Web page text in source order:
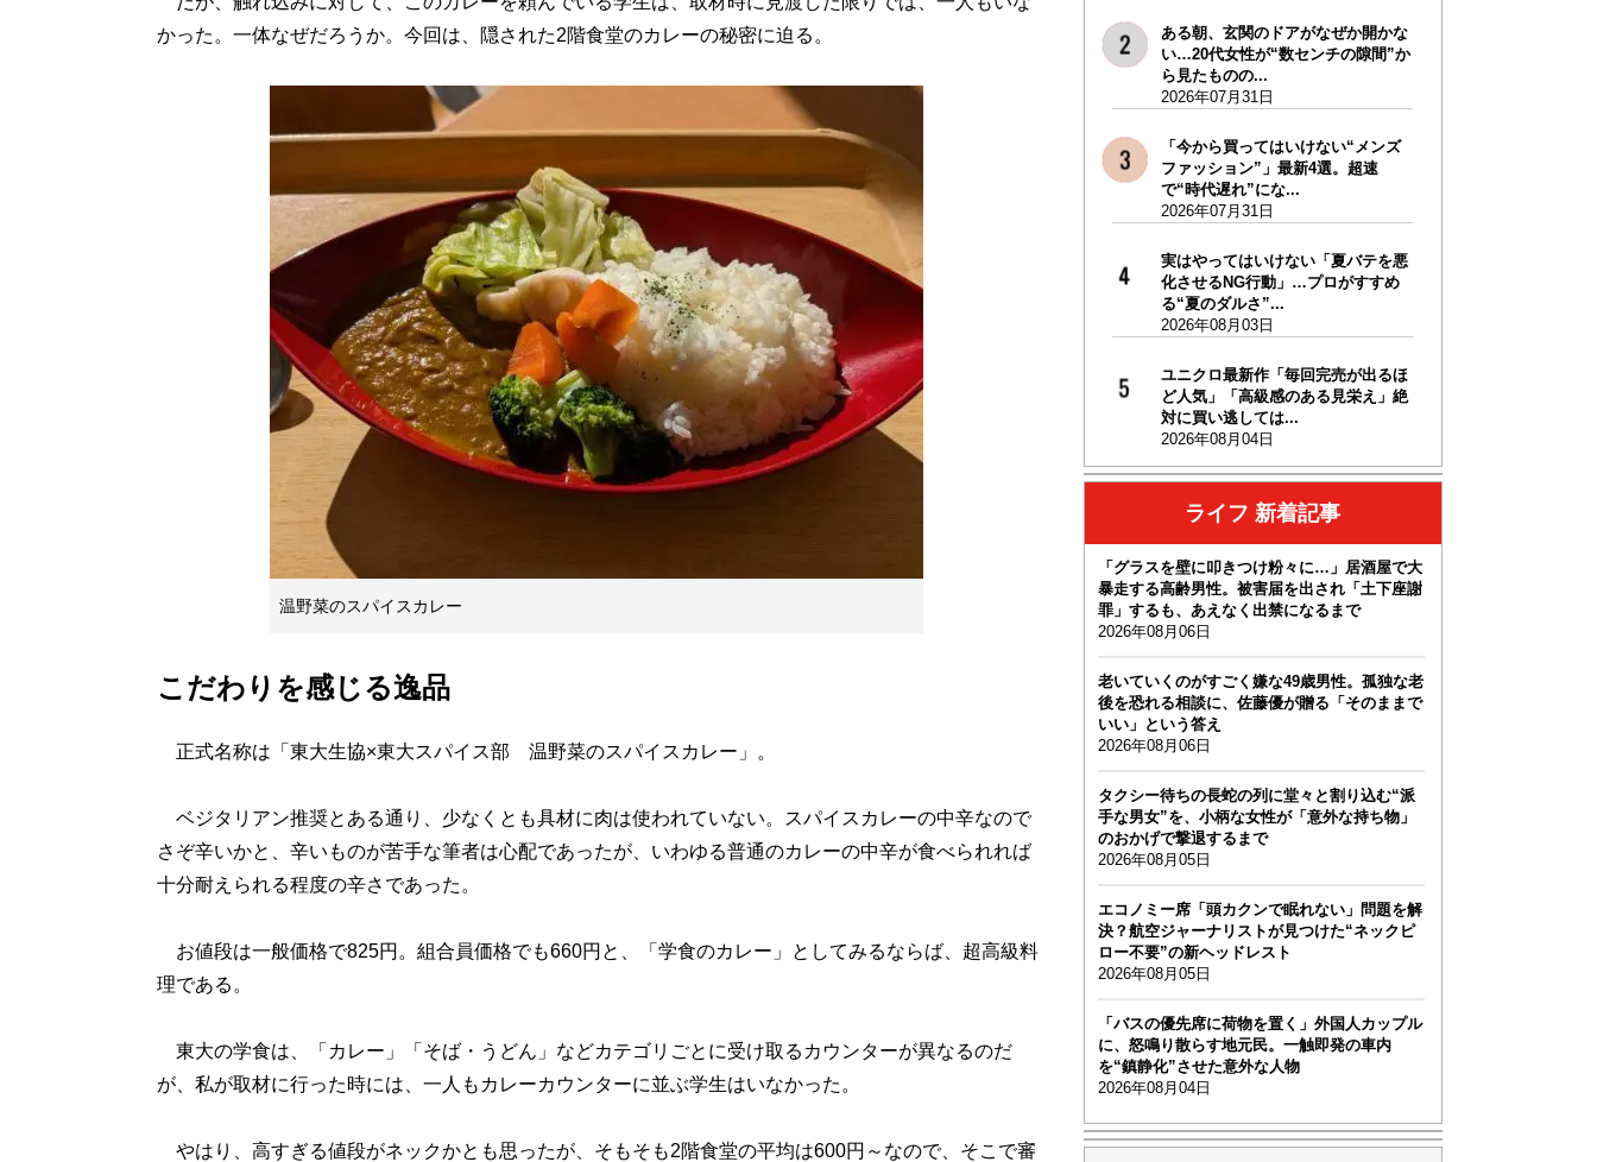
かった。一体なぜだろうか。今回は、隠された2階食堂のカレーの秘密に迫る。
温野菜のスパイスカレー
こだわりを感じる逸品
正式名称は「東大生協×東大スパイス部 温野菜のスパイスカレー」。
ベジタリアン推奨とある通り、少なくとも具材に肉は使われていない。スパイスカレーの中辛なので
さぞ辛いかと、辛いものが苦手な筆者は心配であったが、いわゆる普通のカレーの中辛が食べられれば
十分耐えられる程度の辛さであった。
お値段は一般価格で825円。組合員価格でも660円と、「学食のカレー」としてみるならば、超高級料
理である。
東大の学食は、「カレー」「そば・うどん」などカテゴリごとに受け取るカウンターが異なるのだ
が、私が取材に行った時には、一人もカレーカウンターに並ぶ学生はいなかった。
やはり、高すぎる値段がネックかとも思ったが、そもそも2階食堂の平均は600円～なので、そこで審
ある朝、玄関のドアがなぜか開かな
い…20代女性が“数センチの隙間”か
ら見たものの...
2026年07月31日
「今から買ってはいけない“メンズ
ファッション”」最新4選。超速
で“時代遅れ”にな...
2026年07月31日
実はやってはいけない「夏バテを悪
化させるNG行動」…プロがすすめ
る“夏のダルさ”...
2026年08月03日
ユニクロ最新作「毎回完売が出るほ
ど人気」「高級感のある見栄え」絶
対に買い逃しては...
2026年08月04日
ライフ 新着記事
「グラスを壁に叩きつけ粉々に…」居酒屋で大
暴走する高齢男性。被害届を出され「土下座謝
罪」するも、あえなく出禁になるまで
2026年08月06日
老いていくのがすごく嫌な49歳男性。孤独な老
後を恐れる相談に、佐藤優が贈る「そのままで
いい」という答え
2026年08月06日
タクシー待ちの長蛇の列に堂々と割り込む“派
手な男女”を、小柄な女性が「意外な持ち物」
のおかげで撃退するまで
2026年08月05日
エコノミー席「頭カクンで眠れない」問題を解
決？航空ジャーナリストが見つけた“ネックピ
ロー不要”の新ヘッドレスト
2026年08月05日
「バスの優先席に荷物を置く」外国人カップル
に、怒鳴り散らす地元民。一触即発の車内
を“鎮静化”させた意外な人物
2026年08月04日